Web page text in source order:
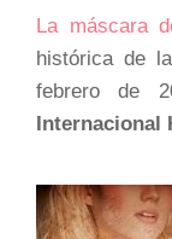
La máscara
histórica de
febrero de
Internacional